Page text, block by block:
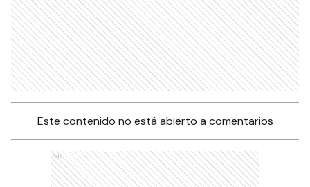
Este contenido no está abierto a comentarios
Ads